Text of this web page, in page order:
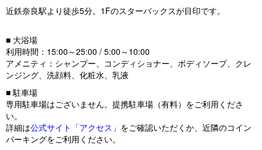
近鉄奈良駅より徒歩5分。1Fのスターバックスが目印です。
■ 大浴場
利用時間：15:00～25:00 / 5:00～10:00
アメニティ：シャンプー、コンディショナー、ボディソープ、クレ
ンジング、洗顔料、化粧水、乳液
■ 駐車場
専用駐車場はございません。提携駐車場（有料）をご利用くださ
い。
詳細は公式サイト「アクセス」 をご確認いただくか、近隣のコイン
パーキングをご利用ください。